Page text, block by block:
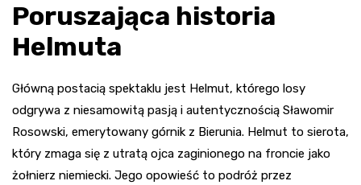
Poruszająca historia
Helmuta
Główną postacią spektaklu jest Helmut, którego losy
odgrywa z niesamowitą pasją i autentycznością Sławomir
Rosowski, emerytowany górnik z Bierunia. Helmut to sierota,
który zmaga się z utratą ojca zaginionego na froncie jako
żołnierz niemiecki. Jego opowieść to podróż przez